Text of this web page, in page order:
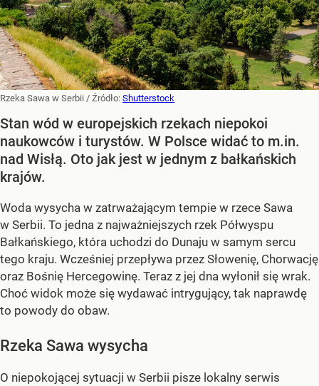
Rzeka Sawa w Serbii / Źródło: Shutterstock
Stan wód w europejskich rzekach niepokoi
naukowców i turystów. W Polsce widać to m.in.
nad Wisłą. Oto jak jest w jednym z bałkańskich
krajów.
Woda wysycha w zatrważającym tempie w rzece Sawa
w Serbii. To jedna z najważniejszych rzek Półwyspu
Bałkańskiego, która uchodzi do Dunaju w samym sercu
tego kraju. Wcześniej przepływa przez Słowenię, Chorwację
oraz Bośnię Hercegowinę. Teraz z jej dna wyłonił się wrak.
Choć widok może się wydawać intrygujący, tak naprawdę
to powody do obaw.
Rzeka Sawa wysycha
O niepokojącej sytuacji w Serbii pisze lokalny serwis